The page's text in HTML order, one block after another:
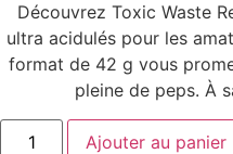
Découvrez Toxic Waste
ultra acidulés pour les
format de 42 g vous
pleine de peps. À
Ajouter au panier